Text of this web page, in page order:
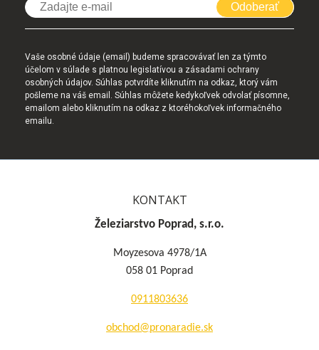
Odoberať
Vaše osobné údaje (email) budeme spracovávať len za týmto
účelom v súlade s platnou legislatívou a zásadami ochrany
osobných údajov. Súhlas potvrdíte kliknutím na odkaz, ktorý vám
pošleme na váš email. Súhlas môžete kedykoľvek odvolať písomne,
emailom alebo kliknutím na odkaz z ktoréhokoľvek informačného
emailu.
KONTAKT
Železiarstvo Poprad, s.r.o.
Moyzesova 4978/1A
058 01 Poprad
0911803636
obchod@pronaradie.sk